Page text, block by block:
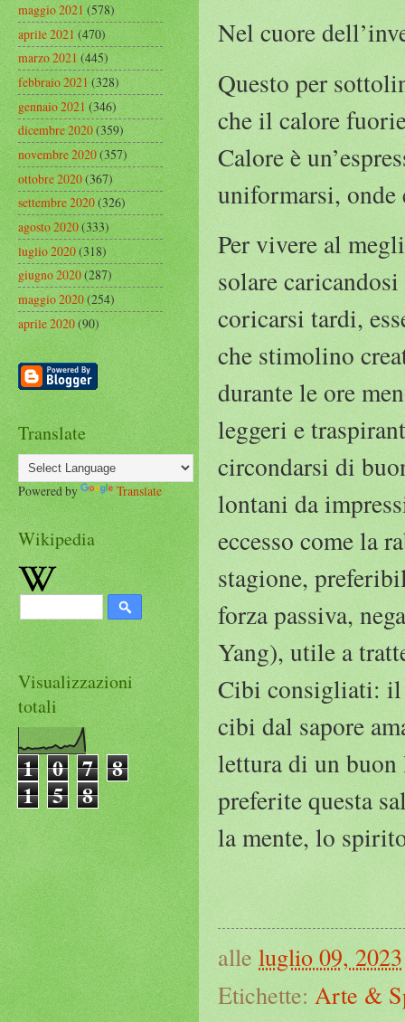
Nel cuore
Questo per
che il calore
Calore è
uniformarsi,
Per vivere al
solare
coricarsi tardi,
che stimolino
durante le ore
leggeri e
circondarsi di
lontani da
eccesso come la
stagione,
forza passiva,
Yang), utile a
Cibi consigliati: il
cibi dal sapore
lettura di un buon
preferite questa
la mente, lo
alle luglio 09, 2023
Etichette: Arte &
maggio 2021(578)
aprile 2021(470)
marzo 2021(445)
febbraio 2021(328)
gennaio 2021(346)
dicembre 2020(359)
novembre 2020(357)
ottobre 2020(367)
settembre 2020(326)
agosto 2020(333)
luglio 2020(318)
giugno 2020(287)
maggio 2020(254)
aprile 2020(90)
Translate
Powered by Translate
Wikipedia
Visualizzazioni
totali
1 0 7 8
1 5 8